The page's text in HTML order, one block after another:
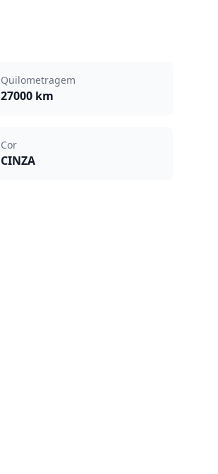
Quilometragem
27000 km
Cor
CINZA